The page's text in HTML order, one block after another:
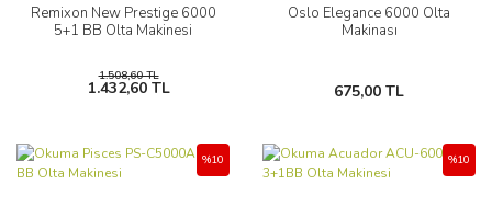
Remixon New Prestige 6000
5+1 BB Olta Makinesi
1.508,60 TL
1.432,60 TL
Oslo Elegance 6000 Olta
Makinası
675,00 TL
%10 %10